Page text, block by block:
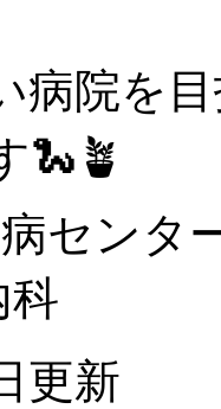
病院を
🐍🪴
センタ
科
更新